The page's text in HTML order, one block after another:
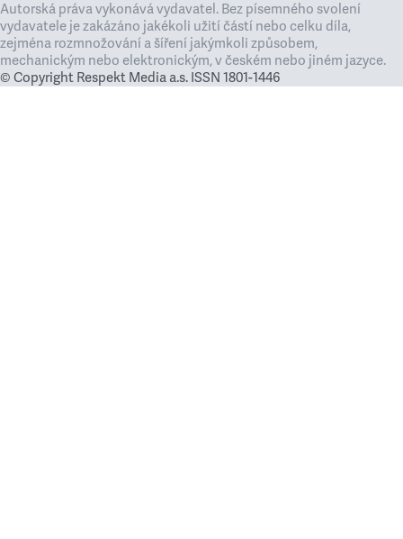
Autorská práva vykonává vydavatel. Bez písemného svolení
vydavatele je zakázáno jakékoli užití částí nebo celku díla,
zejména rozmnožování a šíření jakýmkoli způsobem,
mechanickým nebo elektronickým, v českém nebo jiném jazyce.
© Copyright Respekt Media a.s. ISSN 1801-1446